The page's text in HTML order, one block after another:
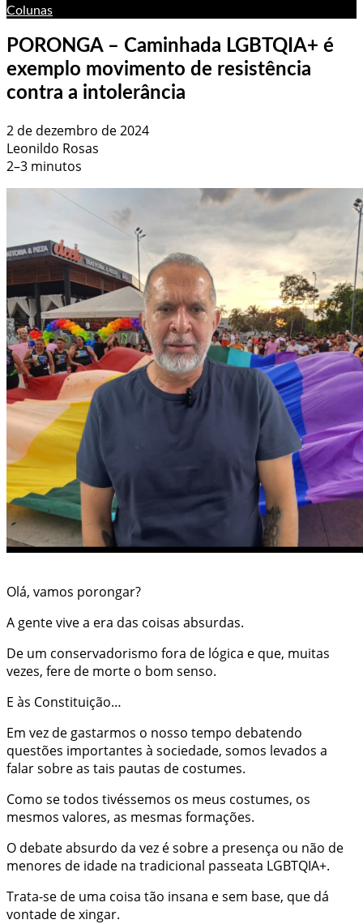
Colunas
PORONGA – Caminhada LGBTQIA+ é
exemplo movimento de resistência
contra a intolerância
2 de dezembro de 2024
Leonildo Rosas
2–3 minutos
Olá, vamos porongar?
A gente vive a era das coisas absurdas.
De um conservadorismo fora de lógica e que, muitas
vezes, fere de morte o bom senso.
E às Constituição…
Em vez de gastarmos o nosso tempo debatendo
questões importantes à sociedade, somos levados a
falar sobre as tais pautas de costumes.
Como se todos tivéssemos os meus costumes, os
mesmos valores, as mesmas formações.
O debate absurdo da vez é sobre a presença ou não de
menores de idade na tradicional passeata LGBTQIA+.
Trata-se de uma coisa tão insana e sem base, que dá
vontade de xingar.